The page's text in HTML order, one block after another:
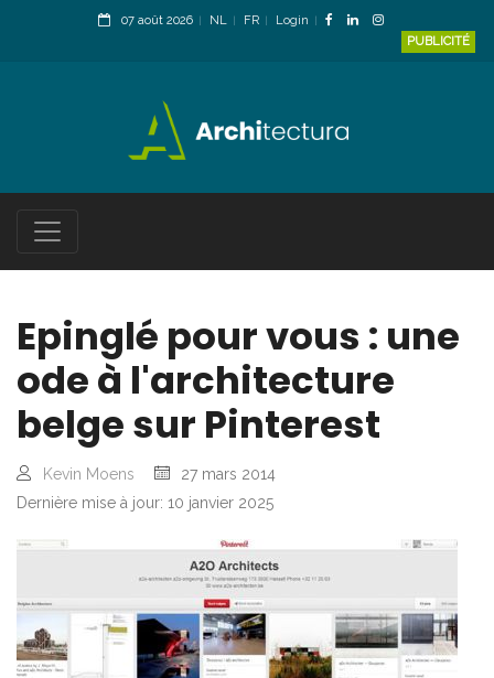
07 août 2026 NL FR
Login
PUBLICITÉ
Epinglé pour vous : une
ode à l'architecture
belge sur Pinterest
Kevin Moens
27 mars 2014
Dernière mise à jour: 10 janvier 2025